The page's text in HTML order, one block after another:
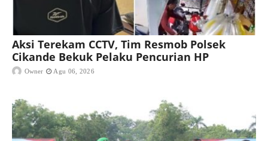
Aksi Terekam CCTV, Tim Resmob Polsek
Cikande Bekuk Pelaku Pencurian HP
Owner Agu 06, 2026